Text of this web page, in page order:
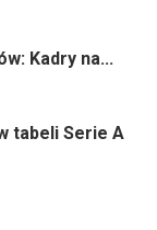
Kadry na...
tabeli Serie A